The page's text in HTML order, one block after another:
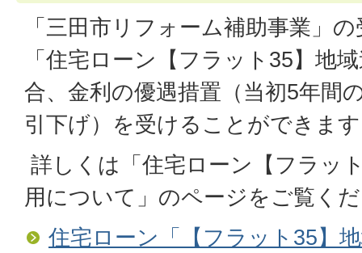
「三田市リフォーム補助事業」
「住宅ローン【フラット35】地
合、金利の優遇措置（当初5年間
引下げ）を受けることができま
詳しくは「住宅ローン【フラッ
用について」のページをご覧く
住宅ローン「【フラット35】